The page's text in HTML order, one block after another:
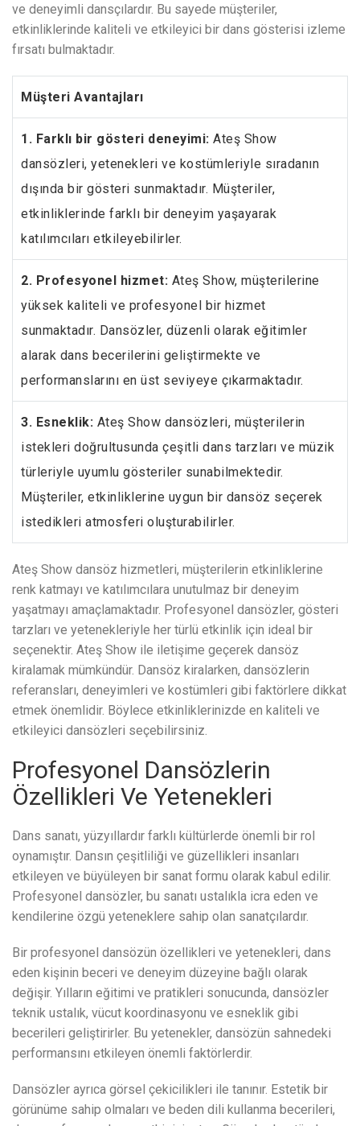
ve deneyimli dansçılardır. Bu sayede müşteriler,
etkinliklerinde kaliteli ve etkileyici bir dans gösterisi izleme
fırsatı bulmaktadır.
Müşteri Avantajları
1. Farklı bir gösteri deneyimi: Ateş Show
dansözleri, yetenekleri ve kostümleriyle sıradanın
dışında bir gösteri sunmaktadır. Müşteriler,
etkinliklerinde farklı bir deneyim yaşayarak
katılımcıları etkileyebilirler.
2. Profesyonel hizmet: Ateş Show, müşterilerine
yüksek kaliteli ve profesyonel bir hizmet
sunmaktadır. Dansözler, düzenli olarak eğitimler
alarak dans becerilerini geliştirmekte ve
performanslarını en üst seviyeye çıkarmaktadır.
3. Esneklik: Ateş Show dansözleri, müşterilerin
istekleri doğrultusunda çeşitli dans tarzları ve müzik
türleriyle uyumlu gösteriler sunabilmektedir.
Müşteriler, etkinliklerine uygun bir dansöz seçerek
istedikleri atmosferi oluşturabilirler.
Ateş Show dansöz hizmetleri, müşterilerin etkinliklerine
renk katmayı ve katılımcılara unutulmaz bir deneyim
yaşatmayı amaçlamaktadır. Profesyonel dansözler, gösteri
tarzları ve yetenekleriyle her türlü etkinlik için ideal bir
seçenektir. Ateş Show ile iletişime geçerek dansöz
kiralamak mümkündür. Dansöz kiralarken, dansözlerin
referansları, deneyimleri ve kostümleri gibi faktörlere dikkat
etmek önemlidir. Böylece etkinliklerinizde en kaliteli ve
etkileyici dansözleri seçebilirsiniz.
Profesyonel Dansözlerin
Özellikleri Ve Yetenekleri
Dans sanatı, yüzyıllardır farklı kültürlerde önemli bir rol
oynamıştır. Dansın çeşitliliği ve güzellikleri insanları
etkileyen ve büyüleyen bir sanat formu olarak kabul edilir.
Profesyonel dansözler, bu sanatı ustalıkla icra eden ve
kendilerine özgü yeteneklere sahip olan sanatçılardır.
Bir profesyonel dansözün özellikleri ve yetenekleri, dans
eden kişinin beceri ve deneyim düzeyine bağlı olarak
değişir. Yılların eğitimi ve pratikleri sonucunda, dansözler
teknik ustalık, vücut koordinasyonu ve esneklik gibi
becerileri geliştirirler. Bu yetenekler, dansözün sahnedeki
performansını etkileyen önemli faktörlerdir.
Dansözler ayrıca görsel çekicilikleri ile tanınır. Estetik bir
görünüme sahip olmaları ve beden dili kullanma becerileri,